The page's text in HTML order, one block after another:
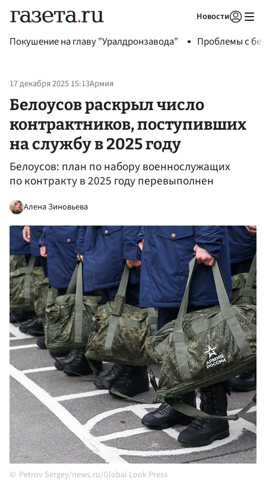
Новости
Покушение на главу "Уралдронзавода" Проблемы с
17 декабря 2025 15:13Армия
Белоусов раскрыл число
контрактников, поступивших
на службу в 2025 году
Белоусов: план по набору военнослужащих
по контракту в 2025 году перевыполнен
Алена Зиновьева
Petrov Sergey/news.ru/Global Look Press